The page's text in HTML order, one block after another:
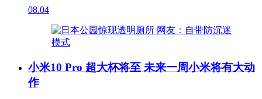
08.04
小米10 Pro 超大杯将至 未来一周小米将有大动
作